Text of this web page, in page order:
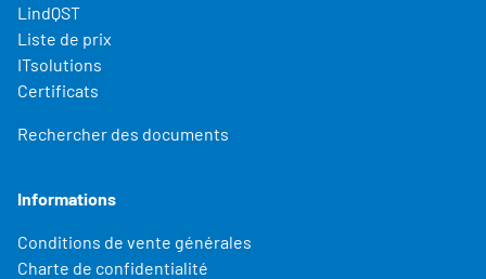
LindQST
Liste de prix
ITsolutions
Certificats
Rechercher des documents
Informations
Conditions de vente générales
Charte de confidentialité